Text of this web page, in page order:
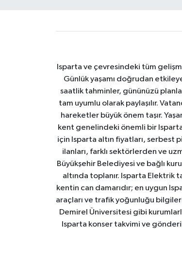
Isparta ve çevresindeki tüm
Günlük yaşamı doğrudan
saatlik tahminler, gününüzü
tam uyumlu olarak paylaşılır.
hareketler büyük önem taşır.
kent genelindeki önemli bir
için Isparta altın fiyatları, serbest
ilanları, farklı sektörlerden ve
Büyükşehir Belediyesi ve bağlı
altında toplanır. Isparta Elektrik
kentin can damarıdır; en uygun
araçları ve trafik yoğunluğu
Demirel Üniversitesi gibi
Isparta konser takvimi ve